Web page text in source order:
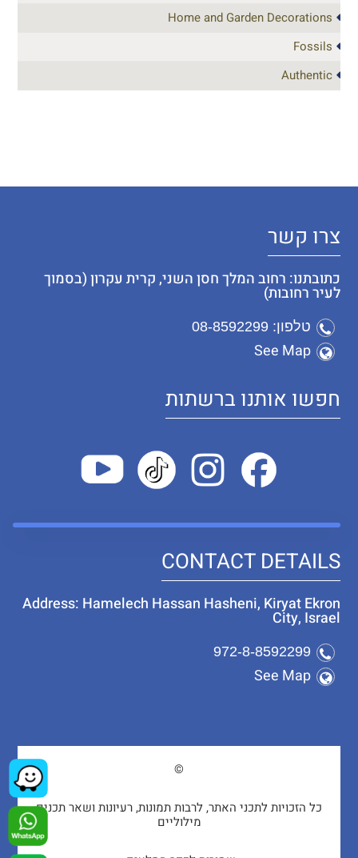
Home and Garden Decorations
Fossils
Authentic
צרו קשר
כתובתנו: רחוב המלך חסן השני, קרית עקרון (בסמוך
לעיר רחובות)
טלפון: 08-8592299
See Map
חפשו אותנו ברשתות
CONTACT DETAILS
Address: Hamelech Hassan Hasheni, Kiryat Ekron
City, Israel
972-8-8592299
See Map
©
כל הזכויות לתכני האתר, לרבות תמונות, רעיונות ושאר תכנים
מילוליים